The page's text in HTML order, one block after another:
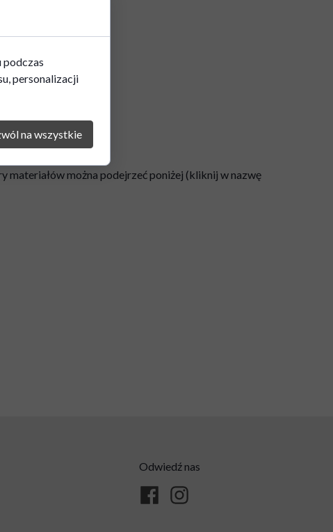
materiałów można podejrzeć poniżej (kliknij w nazwę
Odwiedź nas
podczas
personalizacji
na wszystkie